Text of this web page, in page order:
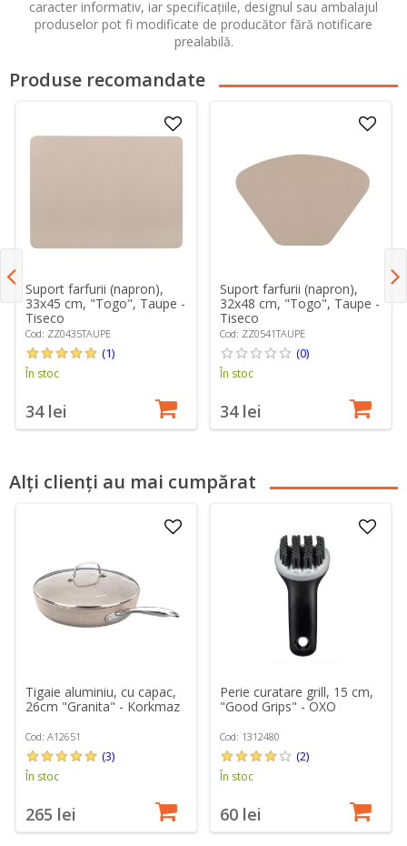
caracter informativ, iar specificațiile, designul sau ambalajul
produselor pot fi modificate de producător fără notificare
prealabilă.
Produse recomandate
Suport farfurii (napron),
33x45 cm, "Togo", Taupe -
Tiseco
Cod: ZZ0435TAUPE
(1)
În stoc
34 lei
Suport farfurii (napron),
32x48 cm, "Togo", Taupe -
Tiseco
Cod: ZZ0541TAUPE
(0)
În stoc
34 lei
Alți clienți au mai cumpărat
Tigaie aluminiu, cu capac,
26cm "Granita" - Korkmaz
Cod: A12651
(3)
În stoc
265 lei
Perie curatare grill, 15 cm,
"Good Grips" - OXO
Cod: 1312480
(2)
În stoc
60 lei